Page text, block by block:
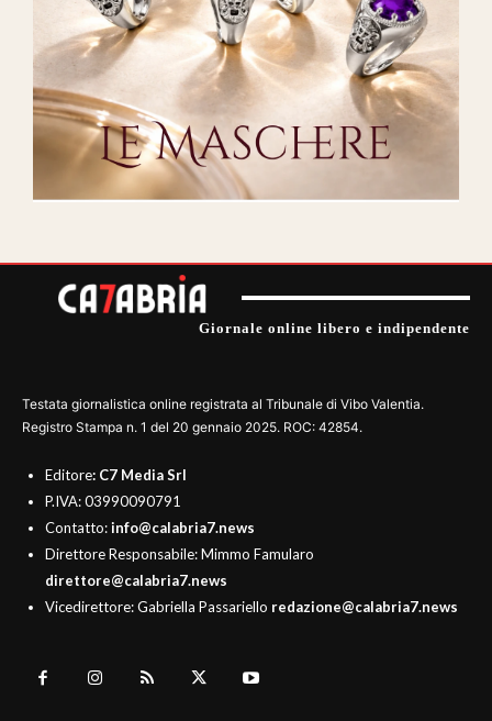
Giornale online libero e indipendente
Testata giornalistica online registrata al Tribunale di Vibo Valentia.
Registro Stampa n. 1 del 20 gennaio 2025. ROC: 42854.
Editore: C7 Media Srl
P.IVA: 03990090791
Contatto:info@calabria7.news
Direttore Responsabile: Mimmo Famularo
direttore@calabria7.news
Vicedirettore: Gabriella Passariello redazione@calabria7.news